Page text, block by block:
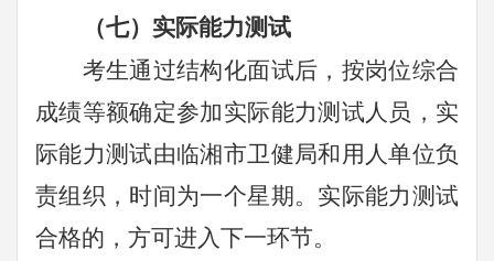
（七）实际能力测试
考生通过结构化面试后，按岗位综合
成绩等额确定参加实际能力测试人员，实
际能力测试由临湘市卫健局和用人单位负
责组织，时间为一个星期。实际能力测试
合格的，方可进入下一环节。